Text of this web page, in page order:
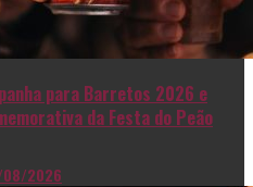
para Barretos 2026 e
da Festa do Peão
2026